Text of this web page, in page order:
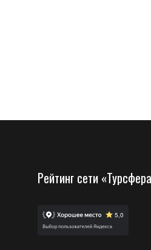
Рейтинг сети